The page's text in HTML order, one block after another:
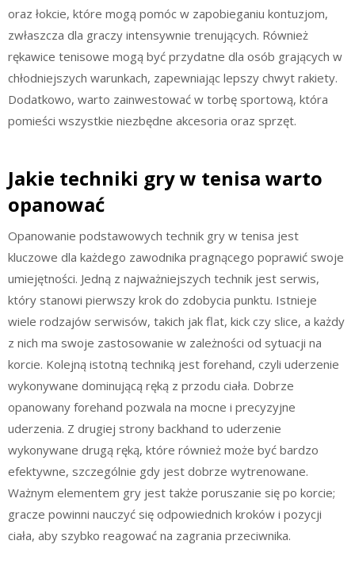
oraz łokcie, które mogą pomóc w zapobieganiu kontuzjom,
zwłaszcza dla graczy intensywnie trenujących. Również
rękawice tenisowe mogą być przydatne dla osób grających w
chłodniejszych warunkach, zapewniając lepszy chwyt rakiety.
Dodatkowo, warto zainwestować w torbę sportową, która
pomieści wszystkie niezbędne akcesoria oraz sprzęt.
Jakie techniki gry w tenisa warto
opanować
Opanowanie podstawowych technik gry w tenisa jest
kluczowe dla każdego zawodnika pragnącego poprawić swoje
umiejętności. Jedną z najważniejszych technik jest serwis,
który stanowi pierwszy krok do zdobycia punktu. Istnieje
wiele rodzajów serwisów, takich jak flat, kick czy slice, a każdy
z nich ma swoje zastosowanie w zależności od sytuacji na
korcie. Kolejną istotną techniką jest forehand, czyli uderzenie
wykonywane dominującą ręką z przodu ciała. Dobrze
opanowany forehand pozwala na mocne i precyzyjne
uderzenia. Z drugiej strony backhand to uderzenie
wykonywane drugą ręką, które również może być bardzo
efektywne, szczególnie gdy jest dobrze wytrenowane.
Ważnym elementem gry jest także poruszanie się po korcie;
gracze powinni nauczyć się odpowiednich kroków i pozycji
ciała, aby szybko reagować na zagrania przeciwnika.